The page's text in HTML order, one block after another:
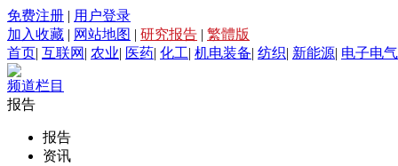
免费注册 | 用户登录
加入收藏 | 网站地图 | 研究报告 | 繁體版
首页| 互联网 | 农业| 医药| 化工| 机电装备| 纺织| 新能源| 电子电气
频道栏目
报告
报告
资讯